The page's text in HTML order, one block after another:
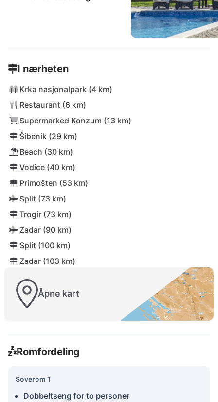
I nærheten
Krka nasjonalpark (4 km)
Restaurant (6 km)
Supermarked Konzum (13 km)
Šibenik (29 km)
Beach (30 km)
Vodice (40 km)
Primošten (53 km)
Split (73 km)
Trogir (73 km)
Zadar (90 km)
Split (100 km)
Zadar (103 km)
Åpne kart
Romfordeling
Soverom 1
Dobbeltseng for to personer